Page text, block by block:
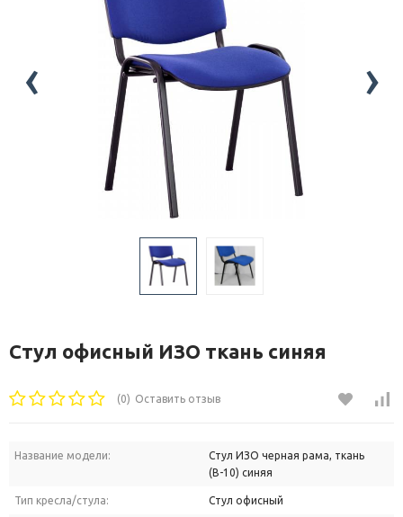
‹ ›
Стул офисный ИЗО ткань синяя
(0) Оставить отзыв
Название модели:
Стул ИЗО черная рама, ткань
(В-10) синяя
Тип кресла/стула: Стул офисный